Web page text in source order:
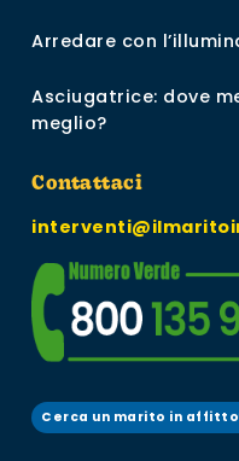
Arredare con
Asciugatrice: dove
meglio?
Contattaci
Cerca un marito in affitto